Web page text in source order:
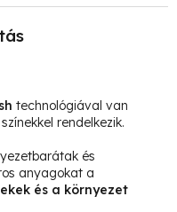
technológiával van
rendelkezik.
és
anyagokat a
és a környezet